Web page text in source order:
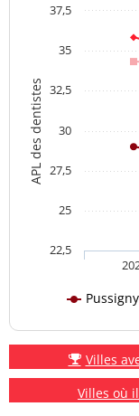
APL des dentistes
Pussigny
22,5
25
27,5
30
32,5
35
37,5
Villes
Villes où